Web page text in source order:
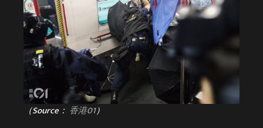
（Source： 香港01）